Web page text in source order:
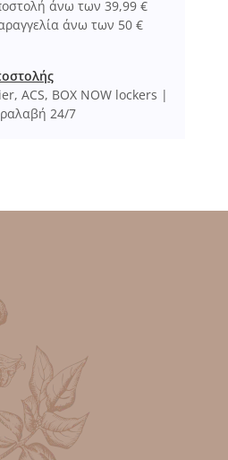
άνω των 39,99 €
άνω των 50 €
ACS, BOX NOW lockers |
24/7